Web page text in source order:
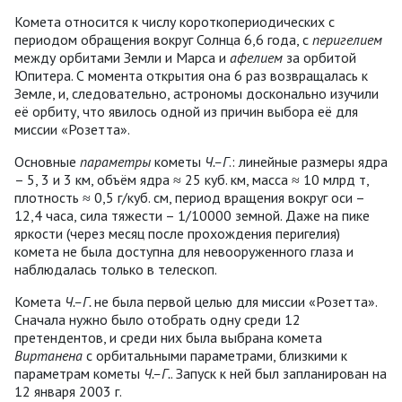
Комета относится к числу короткопериодических с
периодом обращения вокруг Солнца 6,6 года, с перигелием
между орбитами Земли и Марса и афелием за орбитой
Юпитера. С момента открытия она 6 раз возвращалась к
Земле, и, следовательно, астрономы досконально изучили
её орбиту, что явилось одной из причин выбора её для
миссии «Розетта».
Основные параметры кометы Ч.–Г.: линейные размеры ядра
– 5, 3 и 3 км, объём ядра ≈ 25 куб. км, масса ≈ 10 млрд т,
плотность ≈ 0,5 г/куб. см, период вращения вокруг оси –
12,4 часа, сила тяжести – 1/10000 земной. Даже на пике
яркости (через месяц после прохождения перигелия)
комета не была доступна для невооруженного глаза и
наблюдалась только в телескоп.
Комета Ч.–Г.не была первой целью для миссии «Розетта».
Сначала нужно было отобрать одну среди 12
претендентов, и среди них была выбрана комета
Виртанена с орбитальными параметрами, близкими к
параметрам кометы Ч.–Г.. Запуск к ней был запланирован на
12 января 2003 г.